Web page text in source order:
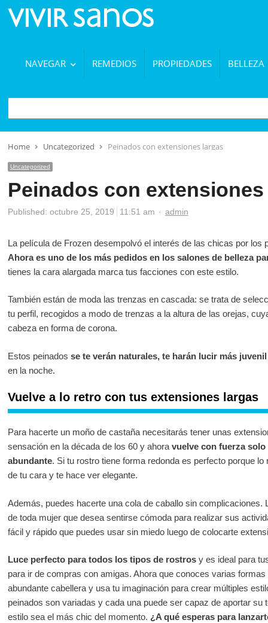
NAVEGAR REMEDIOS PROPIEDADES BELLEZA
BUSCAR
Home Uncategorized Peinados con extensiones largas
Uncategorized
Peinados con
Published: octubre 25, 2019 11:51 am Author
admin
La película de Frozen desempolvó el interés de las chicas por los
Ahora es uno de los más pedidos en los salones de belleza
tienes la cara alargada marca tus facciones con este estilo.
También están de moda las trenzas en cascada: se trata de
tu perfil, recogidos a modo de trenzas a la altura de las orejas,
cabeza en forma de corona.
Estos peinados se te verán naturales, te harán lucir más juvenil
en la noche.
Vuelve a lo retro con tus extensiones largas
Para hacerte un moño de castaña necesitarás tener unas
sensación en la década de los 60 y ahora vuelve con fuerza
abundante. Si tu rostro tiene forma redonda es perfecto porque
de tu cara y te hace ver elegante.
Además, puedes hacerte una cola de caballo sin complicaciones.
de toda mujer que desea sentirse cómoda para realizar sus
fácil y rápido que puedes usar sin miedo luego de colocarte
Luce perfecto para todos los tipos de rostrosy es ideal para
para ir de compras con amigas. Ahora que conoces varias
abundante cabellera y usa tu imaginación para crear múltiples
peinados son variadas y cada una puede ser capaz de aportar su
estilo sea el más chic del momento. ¿A qué esperas para